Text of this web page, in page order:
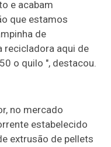
e acabam
que estamos
de
recicladora aqui de
o quilo ", destacou.
no mercado
estabelecido
extrusão de pellets